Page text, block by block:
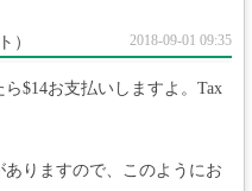
） 2018-09-01 09:35
$14お支払いしますよ。Tax
りますので、このようにお